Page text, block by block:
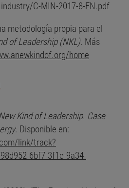
C-MIN-2017-8-EN.pdf
metodología propia para el
of Leadership (NKL). Más
home
Kind of Leadership. Case
. Disponible en:
link/track?
6bf7-3f1e-9a34-